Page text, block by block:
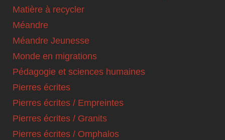
Matière à recycler
Méandre
Méandre Jeunesse
Monde en migrations
Pédagogie et sciences humaines
Pierres écrites
Pierres écrites / Empreintes
Pierres écrites / Granits
Pierres écrites / Omphalos